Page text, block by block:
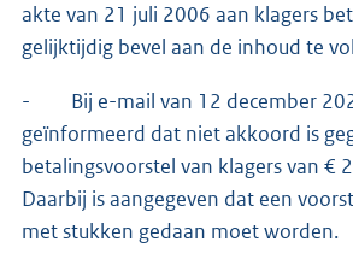
akte van 21 juli 2006 aan klagers
gelijktijdig bevel aan de inhoud te
- Bij e-mail van 12 december
geïnformeerd dat niet akkoord is
betalingsvoorstel van klagers van €
Daarbij is aangegeven dat een
met stukken gedaan moet worden.